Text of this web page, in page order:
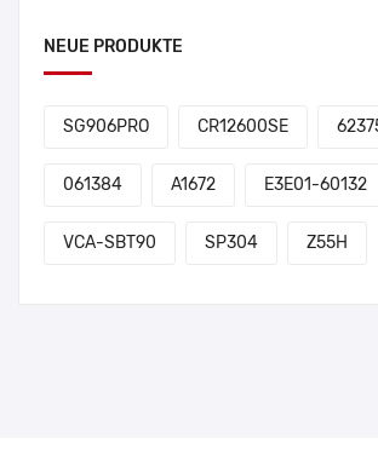
NEUE PRODUKTE
SG906PRO CR12600SE
061384 A1672 E3E01-60132
VCA-SBT90 SP304 Z55H